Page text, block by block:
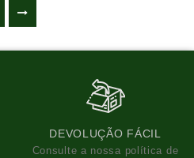
DEVOLUÇÃO FÁCIL
Consulte a nossa política de